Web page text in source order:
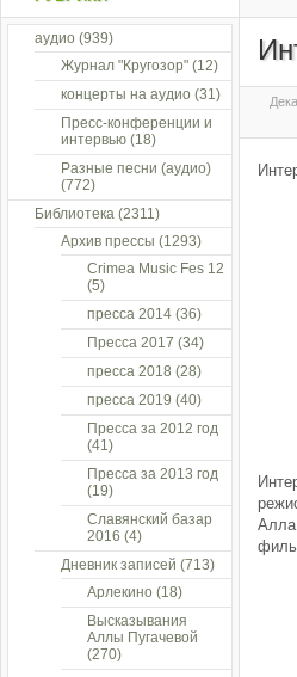
аудио (939)
Журнал "Кругозор" (12)
концерты на аудио (31)
Пресс-конференции и
интервью (18)
Разные песни (аудио)
(772)
Библиотека (2311)
Архив прессы (1293)
Crimea Music Fes 12
(5)
пресса 2014 (36)
Пресса 2017 (34)
пресса 2018 (28)
пресса 2019 (40)
Пресса за 2012 год
(41)
Пресса за 2013 год
(19)
Славянский базар
2016 (4)
Дневник записей (713)
Арлекино (18)
Высказывания
Аллы Пугачевой
(270)